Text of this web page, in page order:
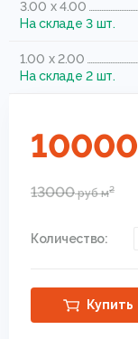
3.00 x 4.00
На складе 3 шт.
1.00 x 2.00
На складе 2 шт.
10000
13000рубм2
Количество:
Купить